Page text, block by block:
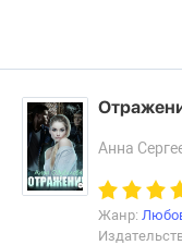
Анна
Жанр: